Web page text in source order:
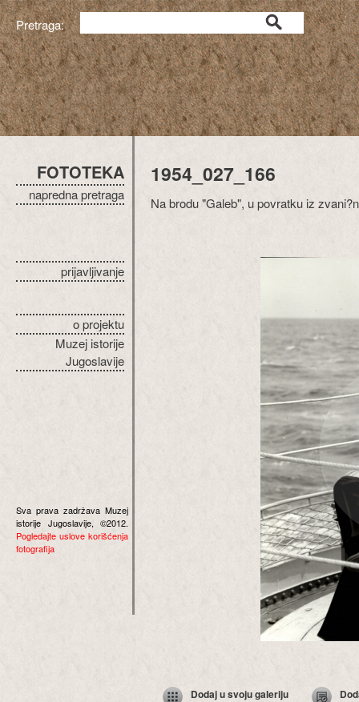
Pretraga:
FOTOTEKA
napredna pretraga
prijavljivanje
o projektu
Muzej istorije
Jugoslavije
Sva prava zadržava Muzej
istorije Jugoslavije, ©2012.
Pogledajte uslove korišćenja
fotografija
1954_027_166
Na brodu "Galeb", u povratku iz
Dodaj u svoju galeriju